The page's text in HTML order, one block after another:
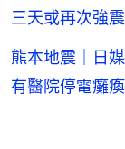
三天或再次強震
熊本地震｜日
有醫院停電癱瘓